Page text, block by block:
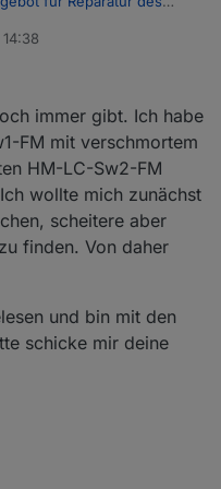
immer gibt. Ich habe
FM mit verschmortem
HM-LC-Sw2-FM
wollte mich zunächst
scheitere aber
finden. Von daher
und bin mit den
schicke mir deine